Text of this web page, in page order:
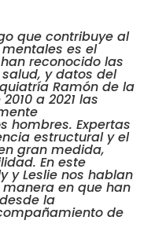
que contribuye al
es el
reconocido las
y datos del
Ramón de la
a 2021 las
hombres. Expertas
estructural y el
gran medida,
En este
y Leslie nos hablan
en que han
la
de